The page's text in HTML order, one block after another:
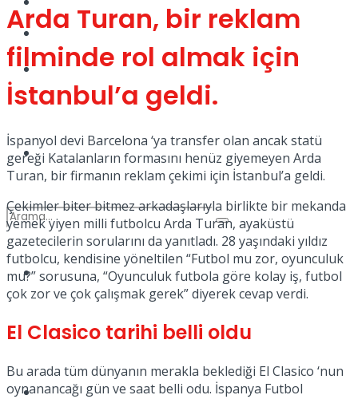
Kadınca
Dünya
Türkiye
Müzik
Podcast
No Result
Arda Turan, bir reklam
filminde rol almak için
İstanbul’a geldi.
İspanyol devi Barcelona ‘ya transfer olan ancak statü
gereği Katalanların formasını henüz giyemeyen Arda
Turan, bir firmanın reklam çekimi için İstanbul’a geldi.
Çekimler biter bitmez arkadaşlarıyla birlikte bir mekanda
yemek yiyen milli futbolcu Arda Turan, ayaküstü
gazetecilerin sorularını da yanıtladı. 28 yaşındaki yıldız
futbolcu, kendisine yöneltilen “Futbol mu zor, oyunculuk
mu?” sorusuna, “Oyunculuk futbola göre kolay iş, futbol
çok zor ve çok çalışmak gerek” diyerek cevap verdi.
El Clasico tarihi belli oldu
Bu arada tüm dünyanın merakla beklediği El Clasico ‘nun
oynanancağı gün ve saat belli odu. İspanya Futbol